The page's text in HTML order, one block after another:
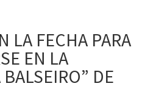
LA FECHA PARA
EN LA
DE